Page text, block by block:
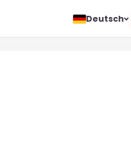
Deutsch